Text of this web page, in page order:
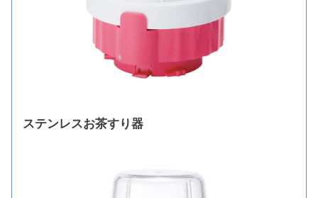
ステンレスお茶すり器